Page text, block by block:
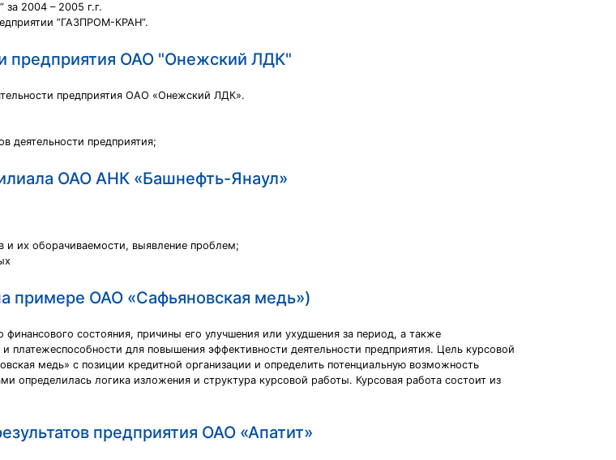
2004 – 2005 г.г.
”ГАЗПРОМ-КРАН”.
предприятия ОАО "Онежский ЛДК"
предприятия ОАО «Онежский ЛДК».
деятельности предприятия;
ОАО АНК «Башнефть-Янаул»
и их оборачиваемости, выявление проблем;
примере ОАО «Сафьяновская медь»)
финансового состояния, причины его улучшения или ухудшения за период, а также
платежеспособности для повышения эффективности деятельности предприятия. Цель курсовой
медь» с позиции кредитной организации и определить потенциальную возможность
определилась логика изложения и структура курсовой работы. Курсовая работа состоит из
предприятия ОАО «Апатит»